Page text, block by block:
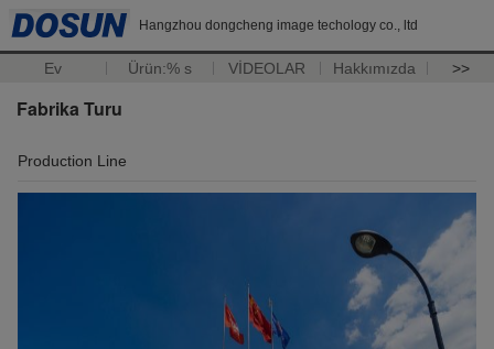
Hangzhou dongcheng image techology co., ltd
Ev Ürün:% s VİDEOLAR Hakkımızda >>
Fabrika Turu
Production Line